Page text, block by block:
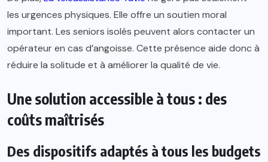
les urgences physiques. Elle offre un soutien moral
important. Les seniors isolés peuvent alors contacter un
opérateur en cas d’angoisse. Cette présence aide donc à
réduire la solitude et à améliorer la qualité de vie.
Une solution accessible à tous : des
coûts maîtrisés
Des dispositifs adaptés à tous les budgets